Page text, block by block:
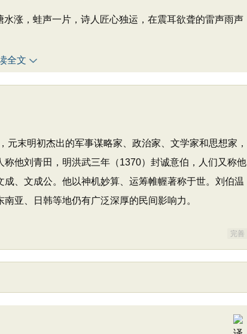
，蛙声一片，诗人匠心独运，在震耳欲聋的雷声雨声
全文
末明初杰出的军事谋略家、政治家、文学家和思想家，
他刘青田，明洪武三年（1370）封诚意伯，人们又称他
、文成公。他以神机妙算、运筹帷幄著称于世。刘伯温
亚、日韩等地仍有广泛深厚的民间影响力。
完善